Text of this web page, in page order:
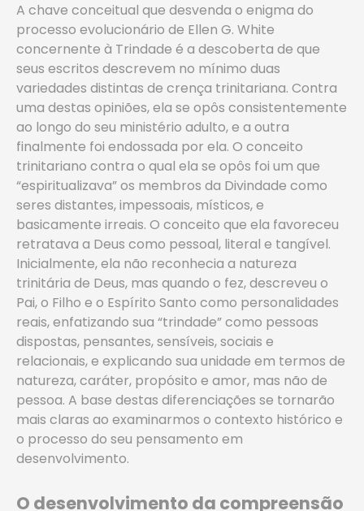
A chave conceitual que desvenda o enigma do
processo evolucionário de Ellen G. White
concernente à Trindade é a descoberta de que
seus escritos descrevem no mínimo duas
variedades distintas de crença trinitariana. Contra
uma destas opiniões, ela se opôs consistentemente
ao longo do seu ministério adulto, e a outra
finalmente foi endossada por ela. O conceito
trinitariano contra o qual ela se opôs foi um que
“espiritualizava” os membros da Divindade como
seres distantes, impessoais, místicos, e
basicamente irreais. O conceito que ela favoreceu
retratava a Deus como pessoal, literal e tangível.
Inicialmente, ela não reconhecia a natureza
trinitária de Deus, mas quando o fez, descreveu o
Pai, o Filho e o Espírito Santo como personalidades
reais, enfatizando sua “trindade” como pessoas
dispostas, pensantes, sensíveis, sociais e
relacionais, e explicando sua unidade em termos de
natureza, caráter, propósito e amor, mas não de
pessoa. A base destas diferenciações se tornarão
mais claras ao examinarmos o contexto histórico e
o processo do seu pensamento em
desenvolvimento.
O desenvolvimento da compreensão